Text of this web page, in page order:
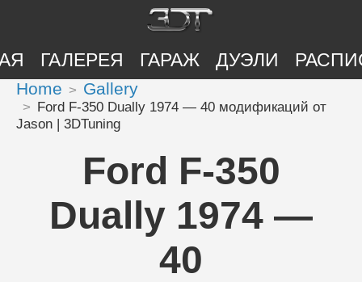
ГАЛЕРЕЯ ГАРАЖ ДУЭЛИ
Home Gallery
Ford F-350 Dually 1974 — 40 модификаций от
Jason | 3DTuning
Ford F-350
Dually 1974 —
40